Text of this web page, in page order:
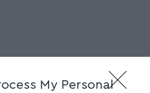
My Personal